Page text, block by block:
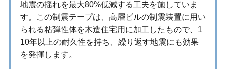
地震の揺れを最大80%低減する工夫を施していま
す。​この制震テープは、高層ビルの制震装置に用い
られる粘弾性体を木造住宅用に加工したもので、1
10年以上の耐久性を持ち、繰り返す地震にも効果
を発揮します。